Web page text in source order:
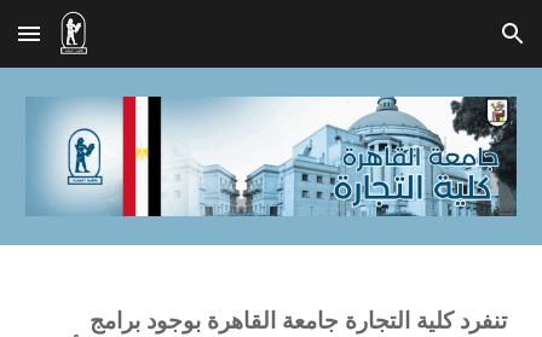
Skip to main content Skip to navigation
تنفرد كلية التجارة جامعة القاهرة بوجود برامج